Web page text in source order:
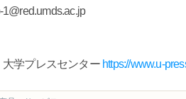
大学プレスセンター https://www.u-